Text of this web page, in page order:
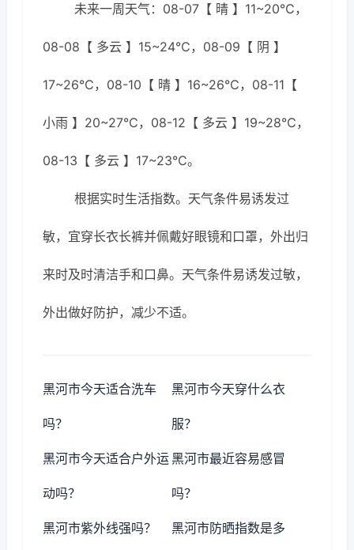
未来一周天气：08-07【 晴 】11~20℃，
08-08【 多云 】15~24℃，08-09【 阴 】
17~26℃，08-10【 晴 】16~26℃，08-11【
小雨 】20~27℃，08-12【 多云 】19~28℃，
08-13【 多云 】17~23℃。
根据实时生活指数。天气条件易诱发过
敏，宜穿长衣长裤并佩戴好眼镜和口罩，外出归
来时及时清洁手和口鼻。天气条件易诱发过敏，
外出做好防护，减少不适。
黑河市今天适合洗车
吗？
黑河市今天穿什么衣
服？
黑河市今天适合户外运
动吗？
黑河市最近容易感冒
吗？
黑河市紫外线强吗？ 黑河市防晒指数是多